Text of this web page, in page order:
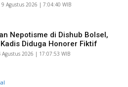
Agustus 2026 | 7:04:40 WIB
Nepotisme di Dishub Bolsel,
Diduga Honorer Fiktif
Agustus 2026 | 17:07:53 WIB